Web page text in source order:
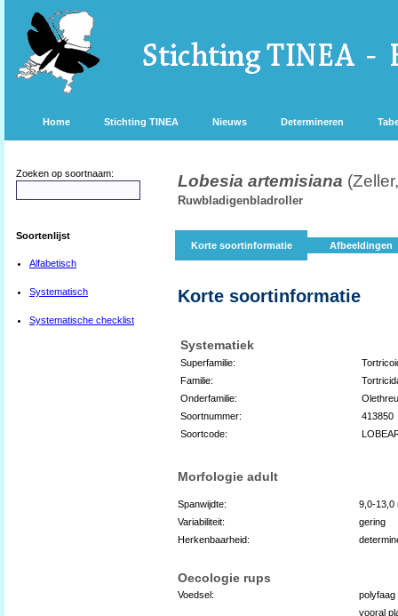
Home Stichting TINEA Nieuws Determineren
Zoeken op soortnaam:
Soortenlijst
Alfabetisch
Systematisch
Systematische checklist
Lobesia artemisiana
Ruwbladigenbladroller
Korte soortinformatie Afbeeldingen
Korte soortinformatie
Systematiek
Superfamilie:
Familie:
Onderfamilie:
Soortnummer:
413850
Soortcode:
Morfologie adult
Spanwijdte:
9,0-13,0
Variabiliteit:
gering
Herkenbaarheid:
Oecologie rups
Voedsel:
polyfaag
vooral